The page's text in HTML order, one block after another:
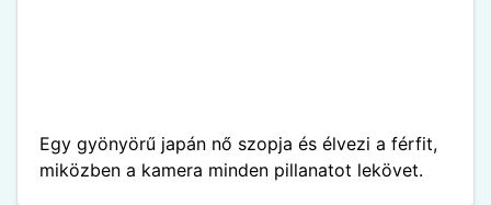
Egy gyönyörű japán nő szopja és élvezi a férfit,
miközben a kamera minden pillanatot lekövet.